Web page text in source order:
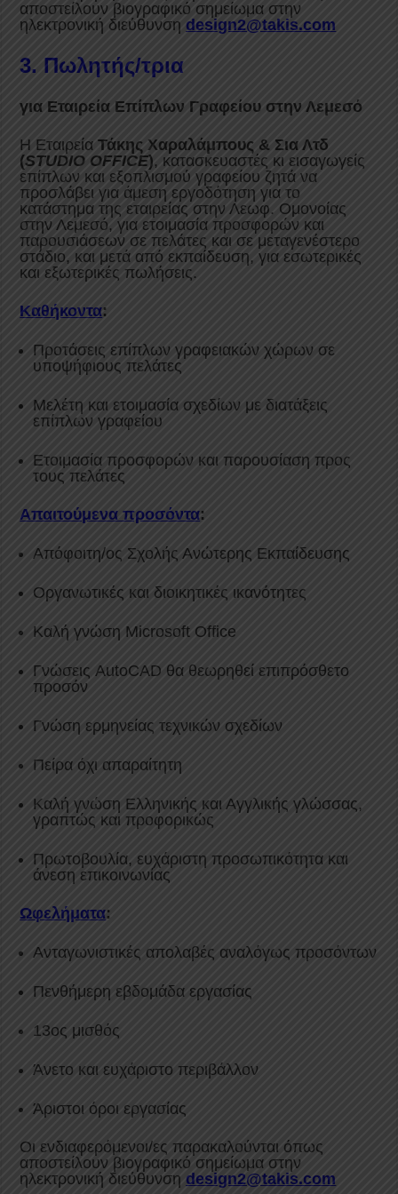
αποστείλουν βιογραφικό σημείωμα στην
ηλεκτρονική διεύθυνσηdesign2@takis.com
3. Πωλητής/τρια
για Εταιρεία Επίπλων Γραφείου στην Λεμεσό
Η ΕταιρείαΤάκης Χαραλάμπους & Σια Λτδ
(STUDIO OFFICE), κατασκευαστές κι εισαγωγείς
επίπλων και εξοπλισμού γραφείου ζητά να
προσλάβει για άμεση εργοδότηση για το
κατάστημα της εταιρείας στην Λεωφ. Ομονοίας
στην Λεμεσό, για ετοιμασία προσφορών και
παρουσιάσεων σε πελάτες και σε μεταγενέστερο
στάδιο, και μετά από εκπαίδευση, για εσωτερικές
και εξωτερικές πωλήσεις.
Καθήκοντα:
Προτάσεις επίπλων γραφειακών χώρων σε
υποψήφιους πελάτες
Μελέτη και ετοιμασία σχεδίων με διατάξεις
επίπλων γραφείου
Ετοιμασία προσφορών και παρουσίαση προς
τους πελάτες
Απαιτούμενα προσόντα:
Απόφοιτη/ος Σχολής Ανώτερης Εκπαίδευσης
Οργανωτικές και διοικητικές ικανότητες
Καλή γνώση Microsoft Office
Γνώσεις AutoCAD θα θεωρηθεί επιπρόσθετο
προσόν
Γνώση ερμηνείας τεχνικών σχεδίων
Πείρα όχι απαραίτητη
Καλή γνώση Ελληνικής και Αγγλικής γλώσσας,
γραπτώς και προφορικώς
Πρωτοβουλία, ευχάριστη προσωπικότητα και
άνεση επικοινωνίας
Ωφελήματα:
Ανταγωνιστικές απολαβές αναλόγως προσόντων
Πενθήμερη εβδομάδα εργασίας
13ος μισθός
Άνετο και ευχάριστο περιβάλλον
Άριστοι όροι εργασίας
Οι ενδιαφερόμενοι/ες παρακαλούνται όπως
αποστείλουν βιογραφικό σημείωμα στην
ηλεκτρονική διεύθυνση design2@takis.com